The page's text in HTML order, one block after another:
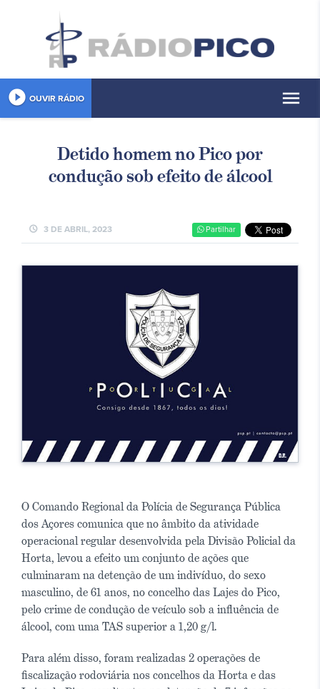
play_circle_filled OUVIR RÁDIO menu
Detido homem no Pico por
condução sob efeito de álcool
schedule 3 DE ABRIL, 2023 Partilhar
O Comando Regional da Polícia de Segurança Pública
dos Açores comunica que no âmbito da atividade
operacional regular desenvolvida pela Divisão Policial da
Horta, levou a efeito um conjunto de ações que
culminaram na detenção de um indivíduo, do sexo
masculino, de 61 anos, no concelho das Lajes do Pico,
pelo crime de condução de veículo sob a influência de
álcool, com uma TAS superior a 1,20 g/l.
Para além disso, foram realizadas 2 operações de
fiscalização rodoviária nos concelhos da Horta e das